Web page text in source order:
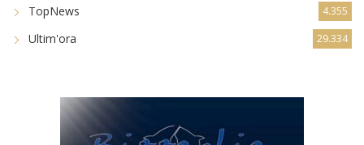
TopNews 4.355
Ultim'ora 29.334